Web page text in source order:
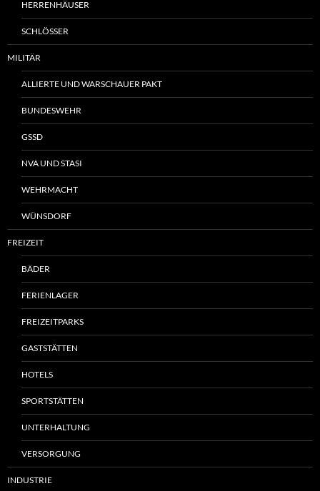
HERRENHÄUSER
SCHLÖSSER
MILITÄR
ALLIERTE UND WARSCHAUER PAKT
BUNDESWEHR
GSSD
NVA UND STASI
WEHRMACHT
WÜNSDORF
FREIZEIT
BÄDER
FERIENLAGER
FREIZEITPARKS
GASTSTÄTTEN
HOTELS
SPORTSTÄTTEN
UNTERHALTUNG
VERSORGUNG
INDUSTRIE